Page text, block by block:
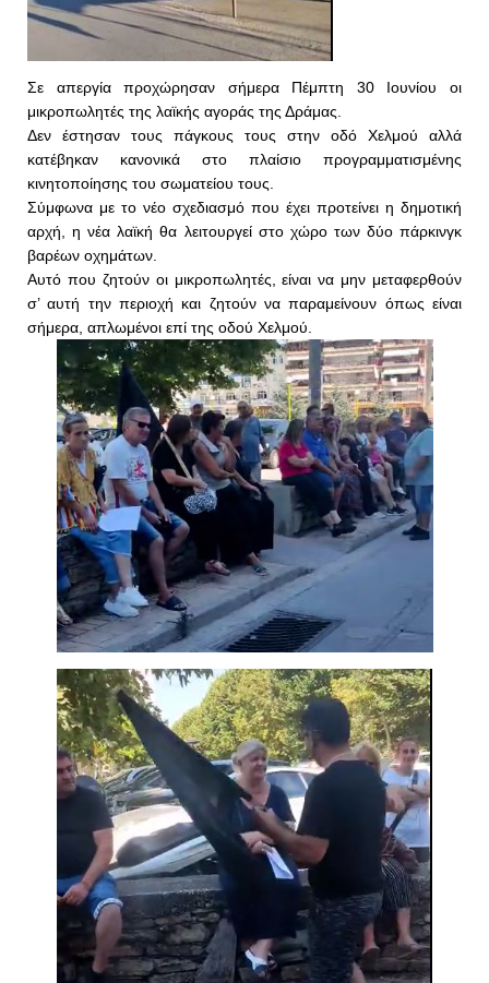
Σε απεργία προχώρησαν σήμερα Πέμπτη 30 Ιουνίου οι
μικροπωλητές της λαϊκής αγοράς της Δράμας.
Δεν έστησαν τους πάγκους τους στην οδό Χελμού αλλά
κατέβηκαν κανονικά στο πλαίσιο προγραμματισμένης
κινητοποίησης του σωματείου τους.
Σύμφωνα με το νέο σχεδιασμό που έχει προτείνει η δημοτική
αρχή, η νέα λαϊκή θα λειτουργεί στο χώρο των δύο πάρκινγκ
βαρέων οχημάτων.
Αυτό που ζητούν οι μικροπωλητές, είναι να μην μεταφερθούν
σ’ αυτή την περιοχή και ζητούν να παραμείνουν όπως είναι
σήμερα, απλωμένοι επί της οδού Χελμού.